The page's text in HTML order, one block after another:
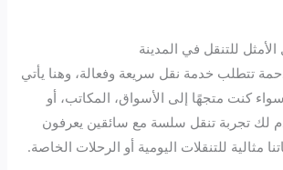
للتنقل في المدينة
تتطلب خدمة نقل سريعة وفعالة، وهنا يأتي
كنت متجهًا إلى الأسواق، المكاتب، أو
لك تجربة تنقل سلسة مع سائقين يعرفون
مثالية للتنقلات اليومية أو الرحلات الخاصة.